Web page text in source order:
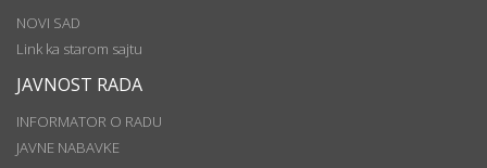
NOVI SAD
Link ka starom sajtu
JAVNOST RADA
INFORMATOR O RADU
JAVNE NABAVKE